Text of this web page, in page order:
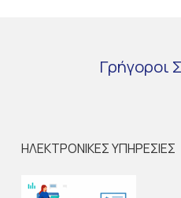
Γρήγοροι
ΗΛΕΚΤΡΟΝΙΚΕΣ ΥΠΗΡΕΣΙΕΣ